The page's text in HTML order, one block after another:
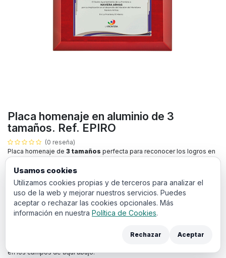
Placa homenaje en aluminio de 3
tamaños. Ref. EPIRO
(0 reseña)
Placa homenaje de 3 tamaños perfecta para reconocer los logros en
eventos deportivos, empresariales o culturales. Este trofeo puede ser
grabado con nombre del ganador y la fecha, lo que lo convierten en un
premio ideal para destacar su evento.
Todos los productos con impresión a color llevan un sobre
coste depuesta en máquinade 20€. El cual debe añadir a la
en los campos de aquí abajo:
Usamos cookies
Utilizamos cookies propias y de terceros para analizar el
uso de la web y mejorar nuestros servicios. Puedes
aceptar o rechazar las cookies opcionales. Más
información en nuestra Política de Cookies.
Rechazar Aceptar